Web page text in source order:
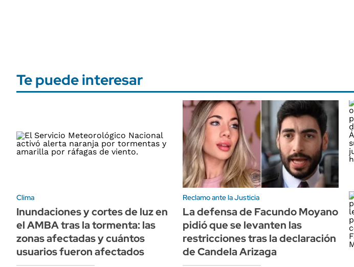
Te puede interesar
Clima
Inundaciones y cortes de luz en
el AMBA tras la tormenta: las
zonas afectadas y cuántos
usuarios fueron afectados
Reclamo ante la Justicia
La defensa de Facundo Moyano
pidió que se levanten las
restricciones tras la declaración
de Candela Arizaga